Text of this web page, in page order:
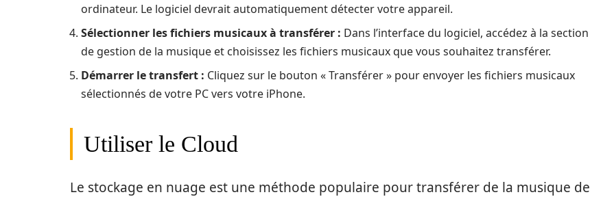
ordinateur. Le logiciel devrait automatiquement détecter votre appareil.
Sélectionner les fichiers musicaux à transférer : Dans l’interface du logiciel, accédez à la section
de gestion de la musique et choisissez les fichiers musicaux que vous souhaitez transférer.
Démarrer le transfert : Cliquez sur le bouton « Transférer » pour envoyer les fichiers musicaux
sélectionnés de votre PC vers votre iPhone.
Utiliser le Cloud
Le stockage en nuage est une méthode populaire pour transférer de la musique de